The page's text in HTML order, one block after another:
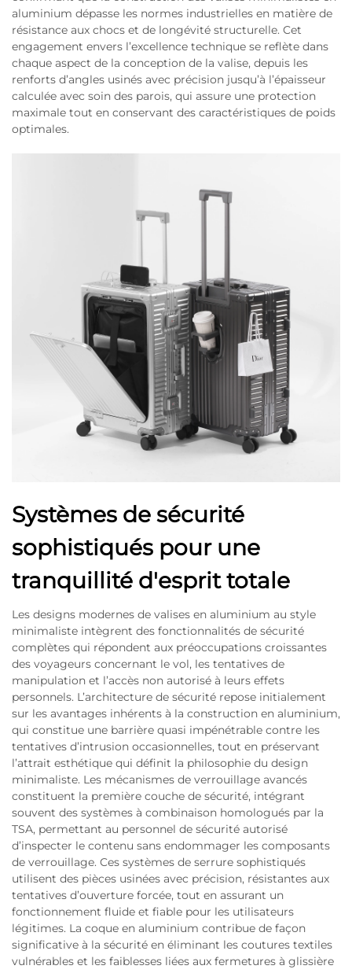
aluminium dépasse les normes industrielles en matière de
résistance aux chocs et de longévité structurelle. Cet
engagement envers l’excellence technique se reflète dans
chaque aspect de la conception de la valise, depuis les
renforts d’angles usinés avec précision jusqu’à l’épaisseur
calculée avec soin des parois, qui assure une protection
maximale tout en conservant des caractéristiques de poids
optimales.
Systèmes de sécurité
sophistiqués pour une
tranquillité d'esprit totale
Les designs modernes de valises en aluminium au style
minimaliste intègrent des fonctionnalités de sécurité
complètes qui répondent aux préoccupations croissantes
des voyageurs concernant le vol, les tentatives de
manipulation et l’accès non autorisé à leurs effets
personnels. L’architecture de sécurité repose initialement
sur les avantages inhérents à la construction en aluminium,
qui constitue une barrière quasi impénétrable contre les
tentatives d’intrusion occasionnelles, tout en préservant
l’attrait esthétique qui définit la philosophie du design
minimaliste. Les mécanismes de verrouillage avancés
constituent la première couche de sécurité, intégrant
souvent des systèmes à combinaison homologués par la
TSA, permettant au personnel de sécurité autorisé
d’inspecter le contenu sans endommager les composants
de verrouillage. Ces systèmes de serrure sophistiqués
utilisent des pièces usinées avec précision, résistantes aux
tentatives d’ouverture forcée, tout en assurant un
fonctionnement fluide et fiable pour les utilisateurs
légitimes. La coque en aluminium contribue de façon
significative à la sécurité en éliminant les coutures textiles
vulnérables et les faiblesses liées aux fermetures à glissière